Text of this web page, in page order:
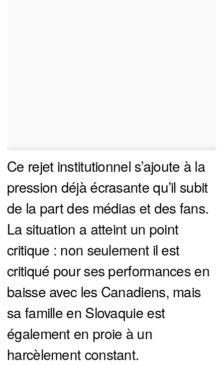
Ce rejet institutionnel s’ajoute à la
pression déjà écrasante qu’il subit
de la part des médias et des fans.
La situation a atteint un point
critique : non seulement il est
critiqué pour ses performances en
baisse avec les Canadiens, mais
sa famille en Slovaquie est
également en proie à un
harcèlement constant.